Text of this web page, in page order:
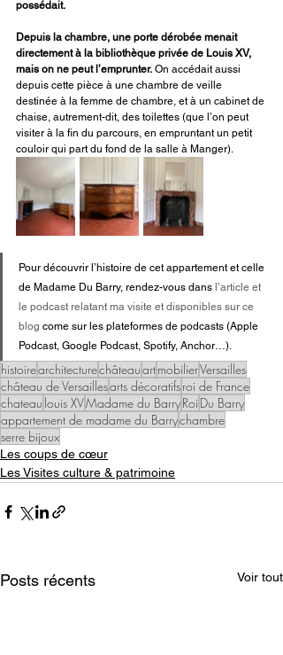
possédait.
Depuis la chambre, une porte dérobée menait
directement à la bibliothèque privée de Louis XV,
mais on ne peut l’emprunter. On accédait aussi
depuis cette pièce à une chambre de veille
destinée à la femme de chambre, et à un cabinet de
chaise, autrement-dit, des toilettes (que l’on peut
visiter à la fin du parcours, en empruntant un petit
couloir qui part du fond de la salle à Manger).
Pour découvrir l’histoire de cet appartement et celle
de Madame Du Barry, rendez-vous dans l’article et
le podcast relatant ma visite et disponibles sur ce
blog come sur les plateformes de podcasts (Apple
Podcast, Google Podcast, Spotify, Anchor…).
histoirearchitecturechâteauartmobilierVersailles
château de Versaillesarts décoratifsroi de France
chateau louis XVMadame du BarryRoi Du Barry
appartement de madame du Barrychambre
serre bijoux
Les coups de cœur
Les Visites culture & patrimoine
Posts récents Voir tout